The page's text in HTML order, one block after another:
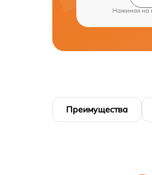
Нажимая на
Преимущества